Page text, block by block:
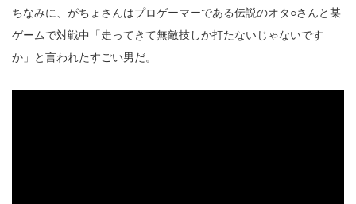
ちなみに、がちょさんはプロゲーマーである伝説のオタ○さんと某
ゲームで対戦中「走ってきて無敵技しか打たないじゃないです
か」と言われたすごい男だ。